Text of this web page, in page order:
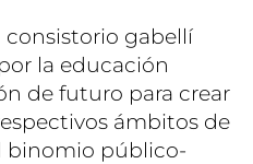
consistorio gabellí
la educación
de futuro para crear
ámbitos de
binomio público-